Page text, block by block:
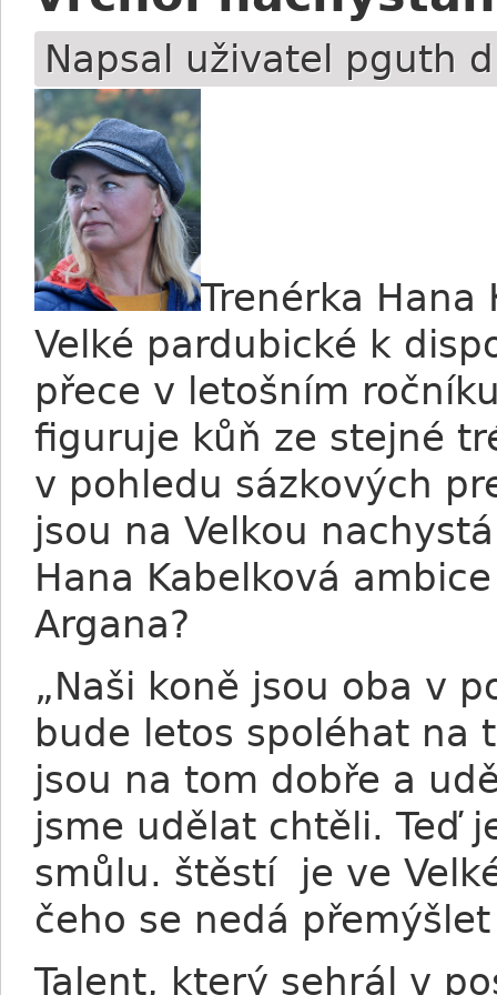
Napsal uživatel pguth
Trenérka
Velké pardubické k
přece v letošním
figuruje kůň ze stejné
v pohledu sázkových
jsou na Velkou
Hana Kabelková
Argana?
„Naši koně jsou oba v
bude letos spoléhat na
jsou na tom dobře a
jsme udělat chtěli. Teď
smůlu. štěstí je ve
čeho se nedá
Talent, který sehrál v